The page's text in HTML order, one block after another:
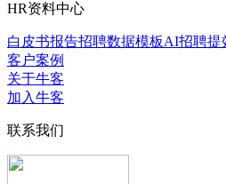
HR资料中心
白皮书报告招聘数据模板AI招聘提
客户案例
关于牛客
加入牛客
联系我们